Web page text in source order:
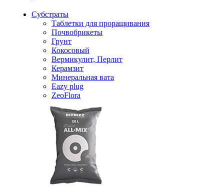
Субстраты
Таблетки для проращивания
Почвобрикеты
Грунт
Кокосовый
Вермикулит, Перлит
Керамзит
Минеральная вата
Eazy plug
ZeoFlora